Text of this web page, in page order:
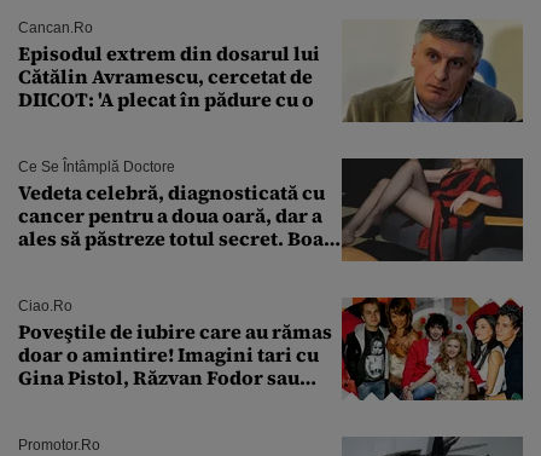
Cancan.ro
Episodul extrem din dosarul lui
Cătălin Avramescu, cercetat de
DIICOT: 'A plecat în pădure cu o
Ce Se Întâmplă Doctore
Vedeta celebră, diagnosticată cu
cancer pentru a doua oară, dar a
ales să păstreze totul secret. Boala
Ciao.ro
Poveştile de iubire care au rămas
doar o amintire! Imagini tari cu
Gina Pistol, Răzvan Fodor sau
Promotor.ro